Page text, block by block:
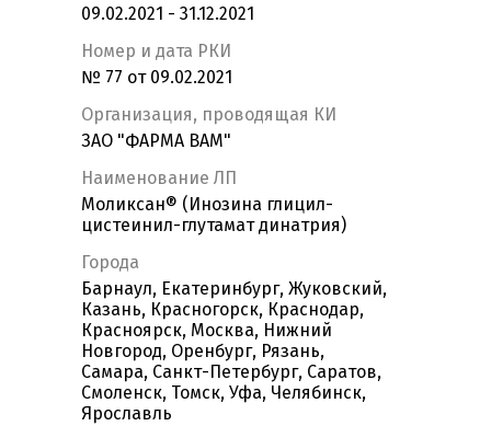
09.02.2021 - 31.12.2021
Номер и дата РКИ
№ 77 от 09.02.2021
Организация, проводящая КИ
ЗАО "ФАРМА ВАМ"
Наименование ЛП
Моликсан® (Инозина глицил-
цистеинил-глутамат динатрия)
Города
Барнаул, Екатеринбург, Жуковский,
Казань, Красногорск, Краснодар,
Красноярск, Москва, Нижний
Новгород, Оренбург, Рязань,
Самара, Санкт-Петербург, Саратов,
Смоленск, Томск, Уфа, Челябинск,
Ярославль